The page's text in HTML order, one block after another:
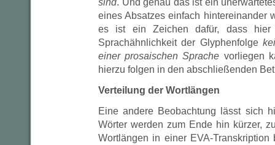
sind. Und genau das ist ein
eines Absatzes einfach hintereinander
es ist ein Zeichen dafür, dass hier
Sprachähnlichkeit der Glyphenfolge
einer prosaischen Sprache vorliegen
hierzu folgen in den abschließenden
Verteilung der Wortlängen
Eine andere Beobachtung lässt sich
Wörter werden zum Ende hin kürzer,
Wortlängen in einer EVA-Transkription